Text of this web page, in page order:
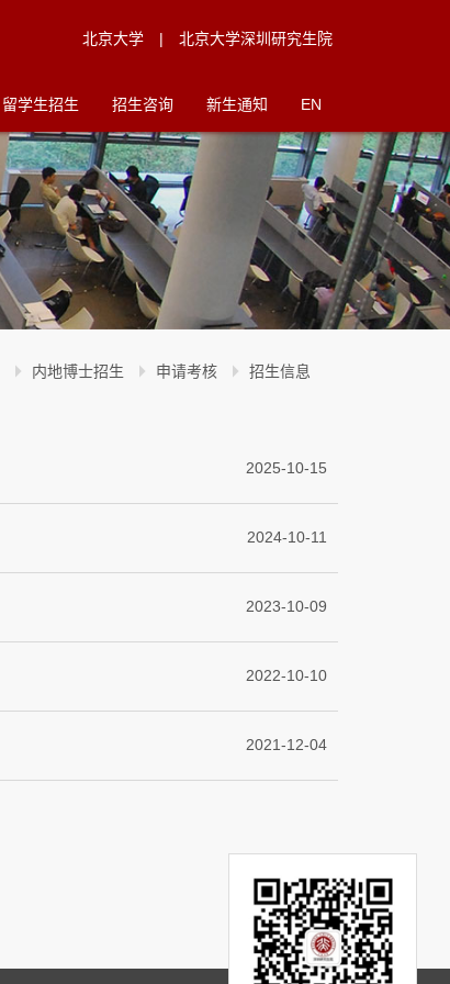
留学生招生 招生咨询 新生通知 EN
北京大学 | 北京大学深圳研究生院
内地博士招生 申请考核 招生信息
2025-10-15
2024-10-11
2023-10-09
2022-10-10
2021-12-04